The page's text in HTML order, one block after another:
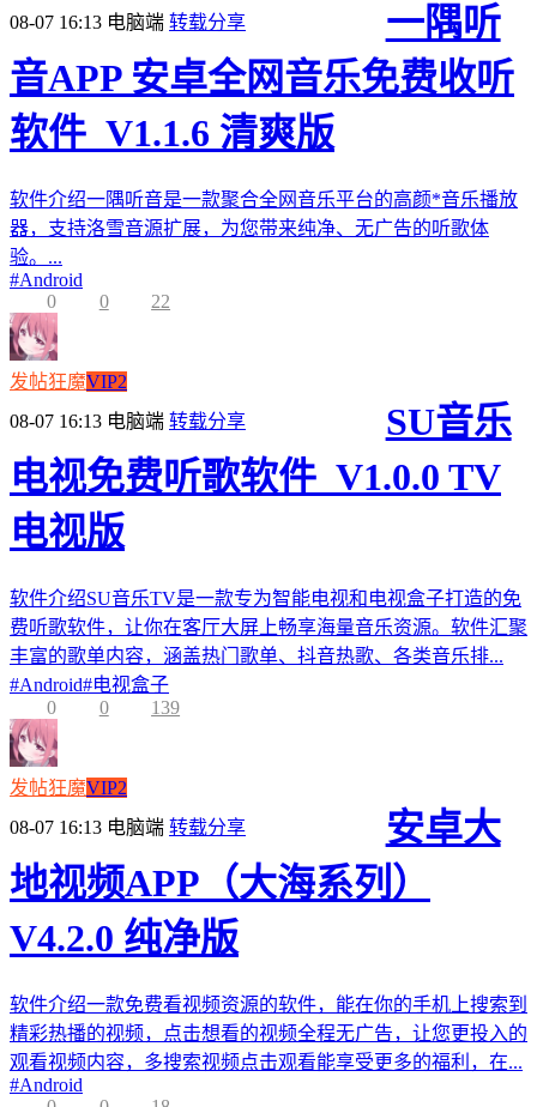
08-07 16:13 电脑端 转载分享
一隅听
音APP 安卓全网音乐免费收听
软件_V1.1.6 清爽版
软件介绍一隅听音是一款聚合全网音乐平台的高颜*音乐播放
器，支持洛雪音源扩展，为您带来纯净、无广告的听歌体
验。...
#Android
0
0 22
发帖狂魔VIP2
08-07 16:13 电脑端 转载分享
SU音乐
电视免费听歌软件_V1.0.0 TV
电视版
软件介绍SU音乐TV是一款专为智能电视和电视盒子打造的免
费听歌软件，让你在客厅大屏上畅享海量音乐资源。软件汇聚
丰富的歌单内容，涵盖热门歌单、抖音热歌、各类音乐排...
#Android#电视盒子
0
0 139
发帖狂魔VIP2
08-07 16:13 电脑端 转载分享
安卓大
地视频APP（大海系列）
V4.2.0 纯净版
软件介绍一款免费看视频资源的软件，能在你的手机上搜索到
精彩热播的视频，点击想看的视频全程无广告，让您更投入的
观看视频内容，多搜索视频点击观看能享受更多的福利，在...
#Android